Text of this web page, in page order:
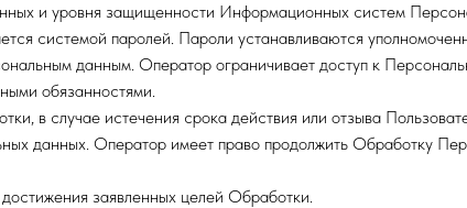
и уровня защищенности Информационных систем
системой паролей. Пароли устанавливаются
данным. Оператор ограничивает доступ к
обязанностями.
в случае истечения срока действия или отзыва
данных. Оператор имеет право продолжить Обработку
заявленных целей Обработки.